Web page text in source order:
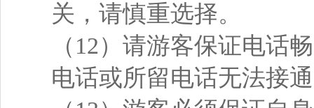
关，请慎重选择。
（12）请游客保证电话
电话或所留电话无法接